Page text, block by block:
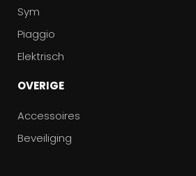
Sym
Piaggio
Elektrisch
OVERIGE
Accessoires
Beveiliging